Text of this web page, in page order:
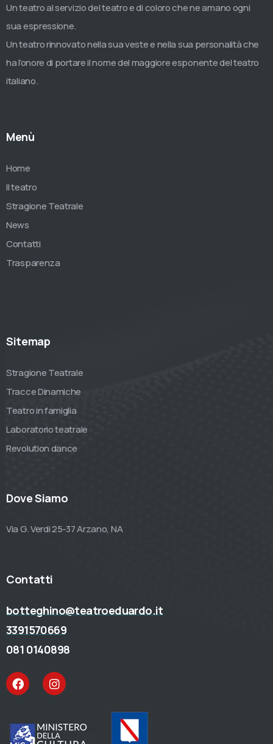
Un teatro al servizio del teatro e di coloro che ne amano ogni
sua espressione.
Un teatro rinnovato nella sua veste e nella sua personalità che
ha l’onore di portare il nome del maggiore esponente del teatro
italiano.
Menù
Home
Il teatro
Stragione Teatrale
News
Contatti
Trasparenza
Sitemap
Stragione Teatrale
Tracce Dinamiche
Teatro in famiglia
Laboratorio teatrale
Revolution dance
Dove Siamo
Via G. Verdi 25-37 Arzano, NA
Contatti
botteghino@teatroeduardo.it
3391570669
081 0140898